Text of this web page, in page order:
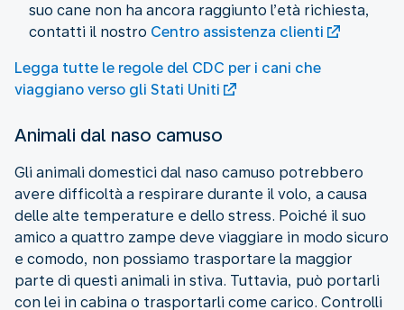
suo cane non ha ancora raggiunto l’età richiesta,
contatti il nostro Centro assistenza clienti
Legga tutte le regole del CDC per i cani che
viaggiano verso gli Stati Uniti
Animali dal naso camuso
Gli animali domestici dal naso camuso potrebbero
avere difficoltà a respirare durante il volo, a causa
delle alte temperature e dello stress. Poiché il suo
amico a quattro zampe deve viaggiare in modo sicuro
e comodo, non possiamo trasportare la maggior
parte di questi animali in stiva. Tuttavia, può portarli
con lei in cabina o trasportarli come carico. Controlli